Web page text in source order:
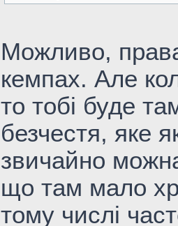
Можливо,
кемпах. Але
то тобі буде
безчестя, яке
звичайно
що там мало
тому числі